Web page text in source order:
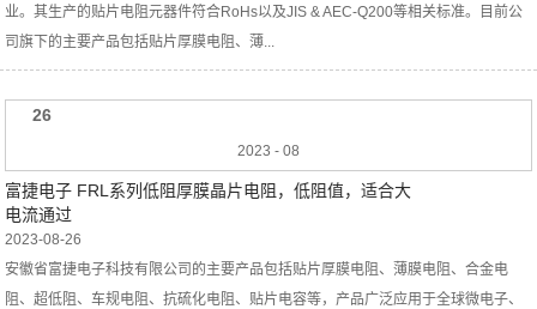
业。其生产的贴片电阻元器件符合RoHs以及JIS & AEC-Q200等相关标准。目前公
司旗下的主要产品包括贴片厚膜电阻、薄...
26
2023 - 08
富捷电子 FRL系列低阻厚膜晶片电阻，低阻值，适合大
电流通过
2023-08-26
安徽省富捷电子科技有限公司的主要产品包括贴片厚膜电阻、薄膜电阻、合金电
阻、超低阻、车规电阻、抗硫化电阻、贴片电容等，产品广泛应用于全球微电子、